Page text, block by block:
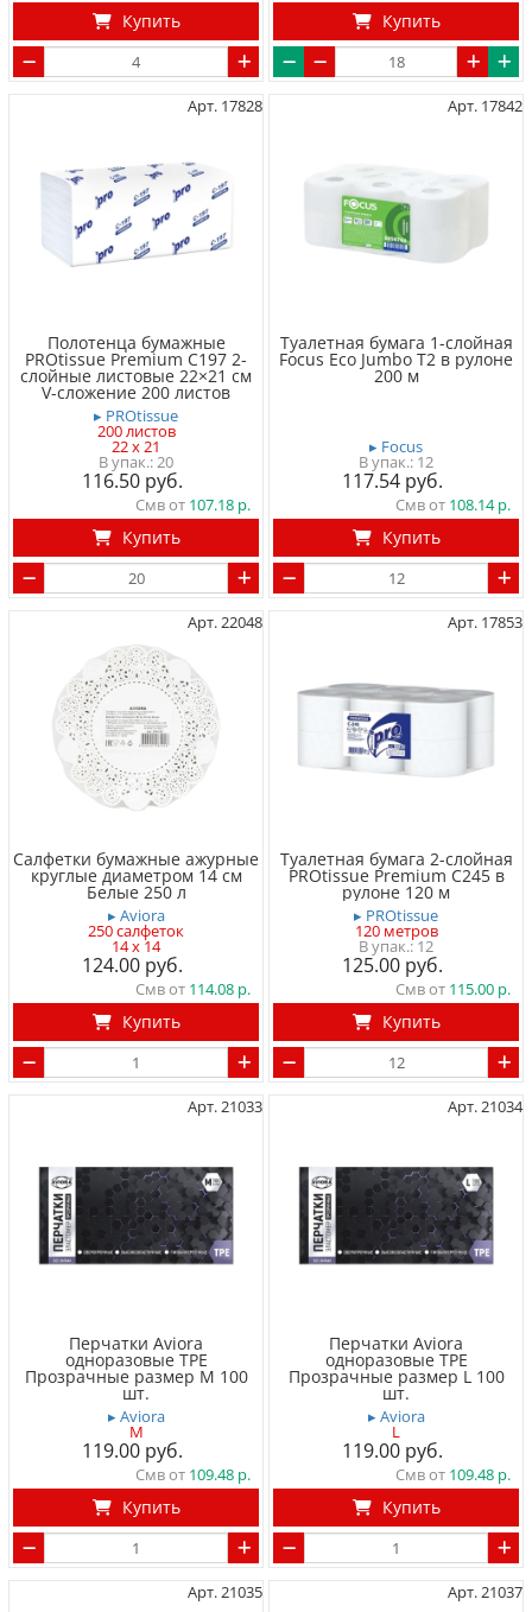
Купить Купить
Арт. 17828
Полотенца бумажные
PROtissue Premium С197 2-
слойные листовые 22×21 см
V-сложение 200 листов
▸ PROtissue
200 листов
22 x 21
20
116.50
Смв от 107.18
Купить
Арт. 17842
Туалетная бумага 1-слойная
Focus Eco Jumbo T2 в рулоне
200 м
▸ Focus
12
117.54
Смв от 108.14
Купить
Арт. 22048
Салфетки бумажные ажурные
круглые диаметром 14 см
Белые 250 л
▸ Aviora
250 салфеток
14 x 14
124.00
Смв от 114.08
Купить
Арт. 17853
Туалетная бумага 2-слойная
PROtissue Premium С245 в
рулоне 120 м
▸ PROtissue
120 метров
12
125.00
Смв от 115.00
Купить
Арт. 21033
Перчатки Aviora
одноразовые TPE
Прозрачные размер M 100
шт.
▸ Aviora
M
119.00
Смв от 109.48
Купить
Арт. 21034
Перчатки Aviora
одноразовые TPE
Прозрачные размер L 100
шт.
▸ Aviora
L
119.00
Смв от 109.48
Купить
Арт. 21035 Арт. 21037